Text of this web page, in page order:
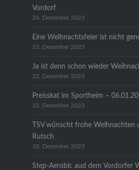
Vordorf
24. Dezember 2023
Eine Weihnachtsfeier ist nicht
23. Dezember 2023
Ja ist denn schon wieder
22. Dezember 2023
Preisskat im Sportheim –
22. Dezember 2023
TSV wünscht frohe Weihnachten
Rutsch
18. Dezember 2023
Step-Aerobic aud dem Vordorfer